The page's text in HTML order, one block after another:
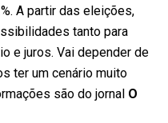
A partir das eleições,
tanto para
e juros. Vai depender de
ter um cenário muito
são do jornal O